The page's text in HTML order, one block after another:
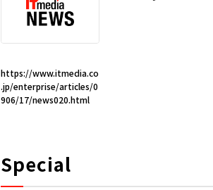
https://www.itmedia.co
.jp/enterprise/articles/0
906/17/news020.html
Special